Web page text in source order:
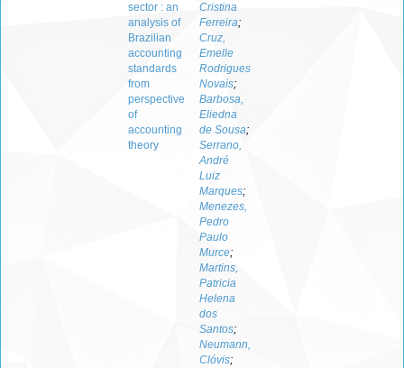
sector : an
analysis of
Brazilian
accounting
standards
from
perspective
of
accounting
theory
Cristina
Ferreira;
Cruz,
Emelle
Rodrigues
Novais;
Barbosa,
Eliedna
de Sousa;
Serrano,
André
Luiz
Marques;
Menezes,
Pedro
Paulo
Murce;
Martins,
Patricia
Helena
dos
Santos;
Neumann,
Clóvis;